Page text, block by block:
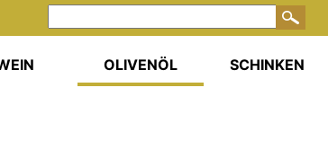
OLIVENÖL SCHINKEN